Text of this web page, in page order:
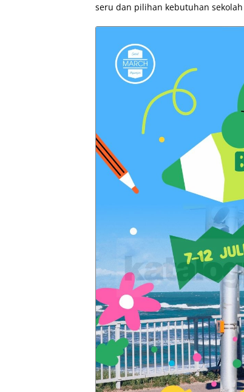
seru dan pilihan kebutuhan